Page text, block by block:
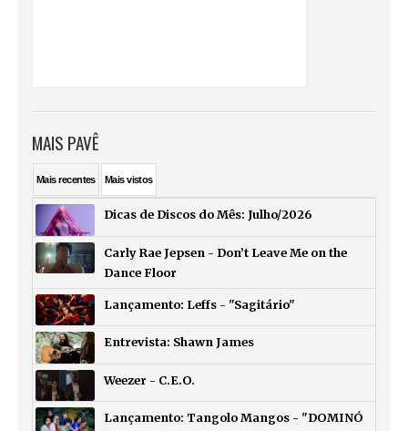
MAIS PAVÊ
Maisrecentes Maisvistos
Dicas de Discos do Mês: Julho/2026
Carly Rae Jepsen - Don’t Leave Me on the
Dance Floor
Lançamento: Leffs - "Sagitário"
Entrevista: Shawn James
Weezer - C.E.O.
Lançamento: Tangolo Mangos - "DOMINÓ